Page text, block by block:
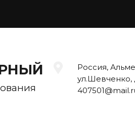
Россия,
ул.Шевченко,